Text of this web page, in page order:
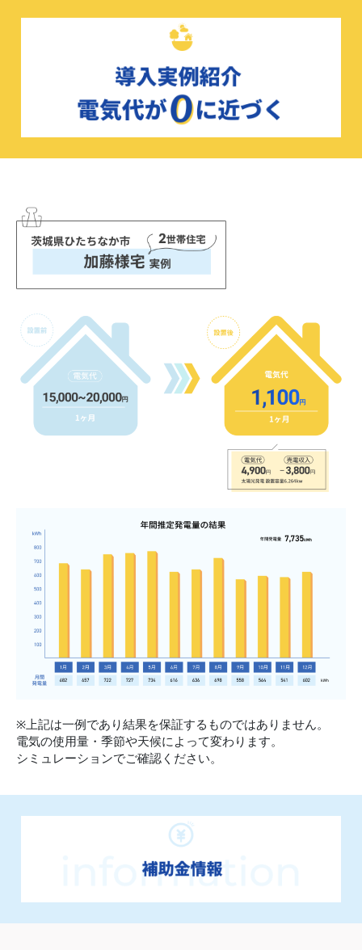
※上記は一例であり結果を保証するものではありません。
電気の使用量・季節や天候によって変わります。
シミュレーションでご確認ください。